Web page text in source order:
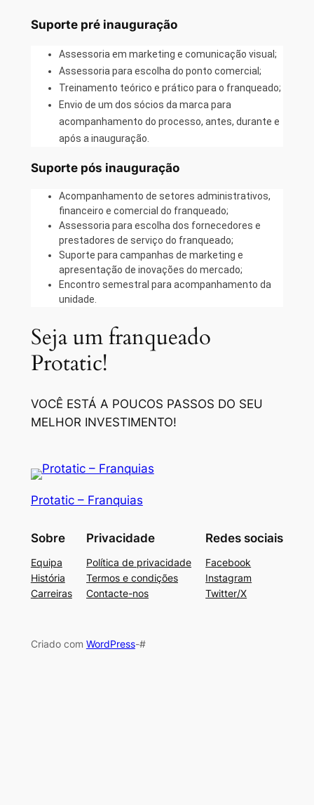
Suporte pré inauguração
Assessoria em marketing e comunicação visual;
Assessoria para escolha do ponto comercial;
Treinamento teórico e prático para o franqueado;
Envio de um dos sócios da marca para
acompanhamento do processo, antes, durante e
após a inauguração.
Suporte pós inauguração
Acompanhamento de setores administrativos,
financeiro e comercial do franqueado;
Assessoria para escolha dos fornecedores e
prestadores de serviço do franqueado;
Suporte para campanhas de marketing e
apresentação de inovações do mercado;
Encontro semestral para acompanhamento da
unidade.
Seja um franqueado
Protatic!
VOCÊ ESTÁ A POUCOS PASSOS DO SEU
MELHOR INVESTIMENTO!
Protatic – Franquias
Sobre
Equipa
História
Carreiras
Privacidade
Política de privacidade
Termos e condições
Contacte-nos
Redes sociais
Facebook
Instagram
Twitter/X
Criado com WordPress-#